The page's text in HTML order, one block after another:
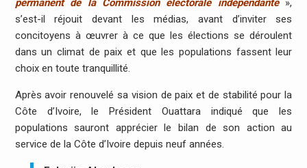
permanent de la Commission électorale indépendante»,
s’est-il réjouit devant les médias, avant d’inviter ses
concitoyens à œuvrer à ce que les élections se déroulent
dans un climat de paix et que les populations fassent leur
choix en toute tranquillité.
Après avoir renouvelé sa vision de paix et de stabilité pour la
Côte d’Ivoire, le Président Ouattara indiqué que les
populations sauront apprécier le bilan de son action au
service de la Côte d’Ivoire depuis neuf années.